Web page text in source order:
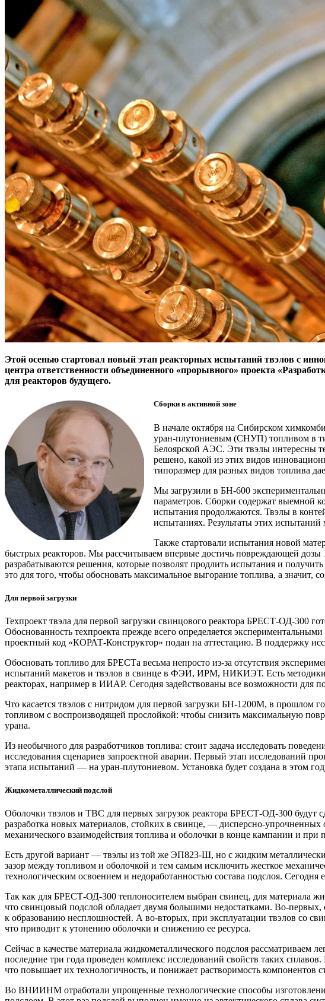
Этой осенью стартовал новый этап реакторных испытаний твэлов с
центра ответственности объединенного «прорывного» проекта
для реакторов будущего.
Сборки в активной зоне
В начале октября на Сибирском
уран-плутониевым (СНУП) топливом в
Белоярской АЭС. Эти твэлы интересны
решено, какой из этих видов
типоразмер для разных видов топлива
Мы загрузили в БН‑600
параметров. Сборки содержат выемной
испытания продолжаются. Твэлы в
испытаниях. Результаты этих испытаний
Также стартовали испытания новой
быстрых реакторов. Мы рассчитываем впервые достичь повреждающей дозы
разрабатываются решения, которые позволят продлить испытания и
это для того, чтобы обосновать максимальное выгорание топлива, а значит,
Для первой загрузки
Техпроект твэла для первой загрузки свинцового реактора БРЕСТ-ОД‑300
Обоснованность техпроекта прежде всего определяется
проектный код «КОРАТ-Конструктор» подан на аттестацию. В поддержку
Обосновать топливо для БРЕСТа весьма непросто из-за отсутствия
испытаний макетов и твэлов в свинце в ФЭИ, ИРМ, НИКИЭТ. Есть методики
реакторах, например в ИИАР. Сегодня задействованы все возможности для
Что касается твэлов с нитридом для первой загрузки БН‑1200М, в
топливом с воспроизводящей прослойкой: чтобы снизить максимальную
урана.
Из необычного для разработчиков топлива: стоит задача исследовать
исследования сценариев запроектной аварии. Первый этап
этапа испытаний — на уран-плутониевом. Установка будет создана в этом
Жидкометаллический подслой
Оболочки твэлов и ТВС для первых загрузок реактора БРЕСТ-ОД‑300
разработка новых материалов, стойких в свинце, — дисперсно-
механического взаимодействия топлива и оболочки в конце кампании и при
Есть другой вариант — твэлы из той же ЭП823-Ш, но с жидким
зазор между топливом и оболочкой и тем самым исключить жесткое
технологическим освоением и недоработанностью состава подслоя.
Так как для БРЕСТ-ОД‑300 теплоносителем выбран свинец, для материала
что свинцовый подслой обладает двумя большими недостатками. Во-
к образованию несплошностей. А во‑вторых, при эксплуатации твэлов со
что приводит к утонению оболочки и снижению ее ресурса.
Сейчас в качестве материала жидкометаллического подслоя
последние три года проведен комплекс исследований свойств таких
что повышает их технологичность, и понижает растворимость компонентов
Во ВНИИНМ отработали упрощенные технологические способы